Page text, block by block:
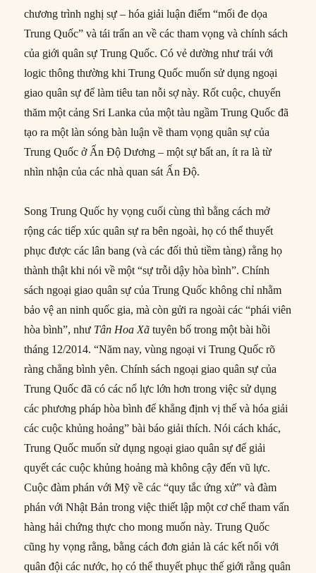
chương trình nghị sự – hóa giải luận điểm “mối đe dọa
Trung Quốc” và tái trấn an về các tham vọng và chính sách
của giới quân sự Trung Quốc. Có vẻ dường như trái với
logic thông thường khi Trung Quốc muốn sử dụng ngoại
giao quân sự để làm tiêu tan nỗi sợ này. Rốt cuộc, chuyến
thăm một cảng Sri Lanka của một tàu ngầm Trung Quốc đã
tạo ra một làn sóng bàn luận về tham vọng quân sự của
Trung Quốc ở Ấn Độ Dương – một sự bất an, ít ra là từ
nhìn nhận của các nhà quan sát Ấn Độ.
Song Trung Quốc hy vọng cuối cùng thì bằng cách mở
rộng các tiếp xúc quân sự ra bên ngoài, họ có thể thuyết
phục được các lân bang (và các đối thủ tiềm tàng) rằng họ
thành thật khi nói về một “sự trỗi dậy hòa bình”. Chính
sách ngoại giao quân sự của Trung Quốc không chỉ nhằm
bảo vệ an ninh quốc gia, mà còn gửi ra ngoài các “phái viên
hòa bình”, như Tân Hoa Xã tuyên bố trong một bài hồi
tháng 12/2014. “Năm nay, vùng ngoại vi Trung Quốc rõ
ràng chẳng bình yên. Chính sách ngoại giao quân sự của
Trung Quốc đã có các nổ lực lớn hơn trong việc sử dụng
các phương pháp hòa bình để khẳng định vị thế và hóa giải
các cuộc khủng hoảng” bài báo giải thích. Nói cách khác,
Trung Quốc muốn sử dụng ngoại giao quân sự để giải
quyết các cuộc khủng hoảng mà không cậy đến vũ lực.
Cuộc đàm phán với Mỹ về các “quy tắc ứng xử” và đàm
phán với Nhật Bản trong việc thiết lập một cơ chế tham vấn
hàng hải chứng thực cho mong muốn này. Trung Quốc
cũng hy vọng rằng, bằng cách đơn giản là các kết nối với
quân đội các nước, họ có thể thuyết phục thế giới rằng quân